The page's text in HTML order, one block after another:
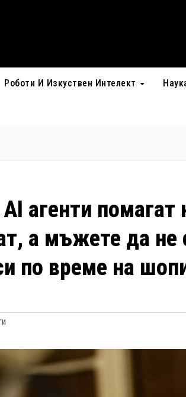
Роботи И Изкуствен Интелект
агенти помагат
а мъжете да не
по време на